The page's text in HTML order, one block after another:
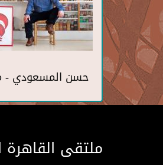
حسن المسعودي -
ملتقى القاهرة